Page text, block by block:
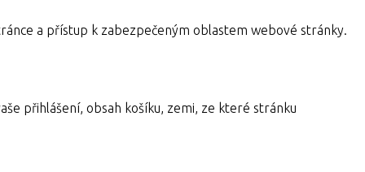
a přístup k zabezpečeným oblastem webové stránky.
přihlášení, obsah košíku, zemi, ze které stránku